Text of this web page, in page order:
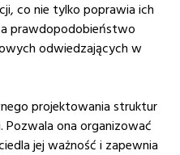
co nie tylko poprawia ich
prawdopodobieństwo
odwiedzających w
projektowania struktur
ona organizować
jej ważność i zapewnia